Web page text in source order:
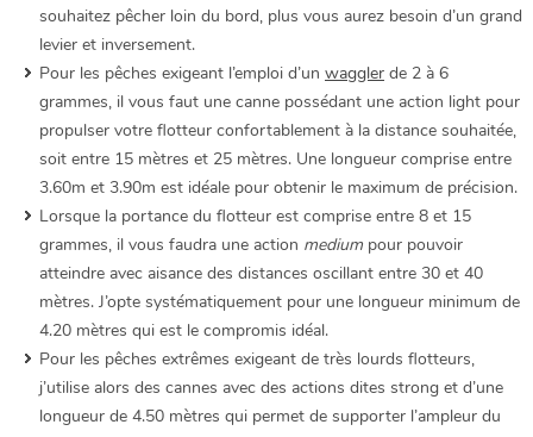
souhaitez pêcher loin du bord, plus vous aurez besoin d’un grand
levier et inversement.
Pour les pêches exigeant l’emploi d’un waggler de 2 à 6
grammes, il vous faut une canne possédant une action light pour
propulser votre flotteur confortablement à la distance souhaitée,
soit entre 15 mètres et 25 mètres. Une longueur comprise entre
3.60m et 3.90m est idéale pour obtenir le maximum de précision.
Lorsque la portance du flotteur est comprise entre 8 et 15
grammes, il vous faudra une action medium pour pouvoir
atteindre avec aisance des distances oscillant entre 30 et 40
mètres. J’opte systématiquement pour une longueur minimum de
4.20 mètres qui est le compromis idéal.
Pour les pêches extrêmes exigeant de très lourds flotteurs,
j’utilise alors des cannes avec des actions dites strong et d’une
longueur de 4.50 mètres qui permet de supporter l’ampleur du